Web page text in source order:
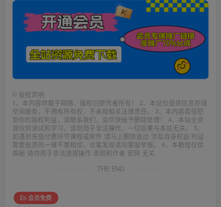
© 版权声明
1、本内容转载于网络，版权归原作者所有！ 2、本站仅提供信息存储
空间服务，不拥有所有权，不承担相关法律责任。 3、本内容若侵犯
到你的版权利益，请联系我们，会尽快给予删除处理！ 4、本站全资
源仅供测试和学习，请勿用于非法操作，一切后果与本站无关。 5、
如遇到充值付费环节课程或软件 请马上删除退出 涉及自身权益/利益
需要投资的一律不要相信，访客发现请向客服举报。 6、本教程仅供
揭秘 请勿用于非法违规操作 否则和作者 官网 无关
THE END
会员免费